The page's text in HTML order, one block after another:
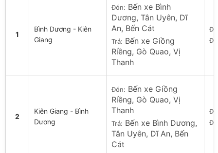
1
Bình Dương - Kiên
Giang
Đón: Bến xe Bình
Dương, Tân Uyên, Dĩ
An, Bến Cát
Trả: Bến xe Giồng
Riềng, Gò Quao, Vị
Thanh
Đi:
2
Kiên Giang - Bình
Dương
Đón: Bến xe Giồng
Riềng, Gò Quao, Vị
Thanh
Trả: Bến xe Bình Dương,
Tân Uyên, Dĩ An, Bến
Cát
Đi: